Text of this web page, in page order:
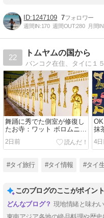
1247109 7
週間IN:170 週間OUT:280 月間
22
トムヤムの国から
舞踊に秀でた側室が修復し
たお寺：ワット ボロムニワ
ート
2日前
抹
4
#タイ旅行 #タイ情報 #タイ
このブログのここがポイント
現地情緒と味わ